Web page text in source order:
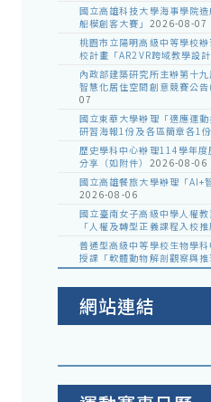
國立高雄科技大學海事學院
船模創客大賽」 2026-08-07
桃園市立陽明高級中等學校
校計畫「AR2VR跨域教學設計
內政部建築研究所主辦第十
智慧化居住空間創意競賽公
07
國立東華大學辦理「適應運
研習海報1份及各區簡章各1
歷史學科中心辦理114學年
分享（如附件） 2026-08-06
國立高雄餐旅大學辦理「AI+
2026-08-06
國立臺南女子高級中學人權
「人權及轉型正義課程入校
普通型高級中等學校生物學
授課「軟體動物解剖觀察與
網站連結